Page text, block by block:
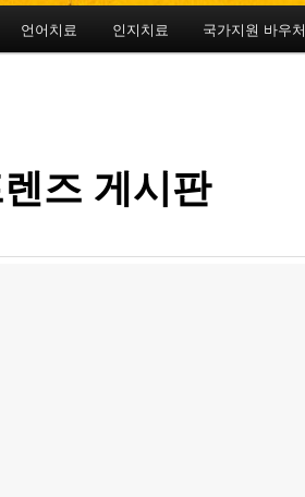
언어치료 인지치료 국가지원 바우처
즈 게시판